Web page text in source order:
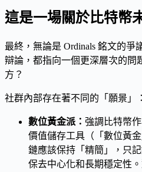
這是一場關於比特幣
最終，無論是 Ordinals 銘文的爭
辯論，都指向一個更深層次的問
方？
社群內部存在著不同的「願景」：
數位黃金派： 強調比特幣
價值儲存工具（「數位黃
鏈應該保持「精簡」，只
保去中心化和長期穩定性